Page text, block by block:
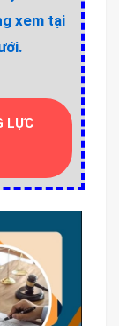
xem tại
LỰC